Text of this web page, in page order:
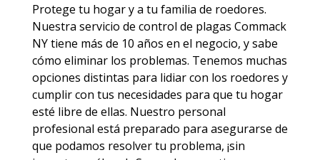
Protege tu hogar y a tu familia de roedores.
Nuestra servicio de control de plagas Commack
NYtiene más de 10 años en el negocio, y sabe
cómo eliminar los problemas. Tenemos muchas
opciones distintas para lidiar con los roedores y
cumplir con tus necesidades para que tu hogar
esté libre de ellas. Nuestro personal
profesional está preparado para asegurarse de
que podamos resolver tu problema, ¡sin